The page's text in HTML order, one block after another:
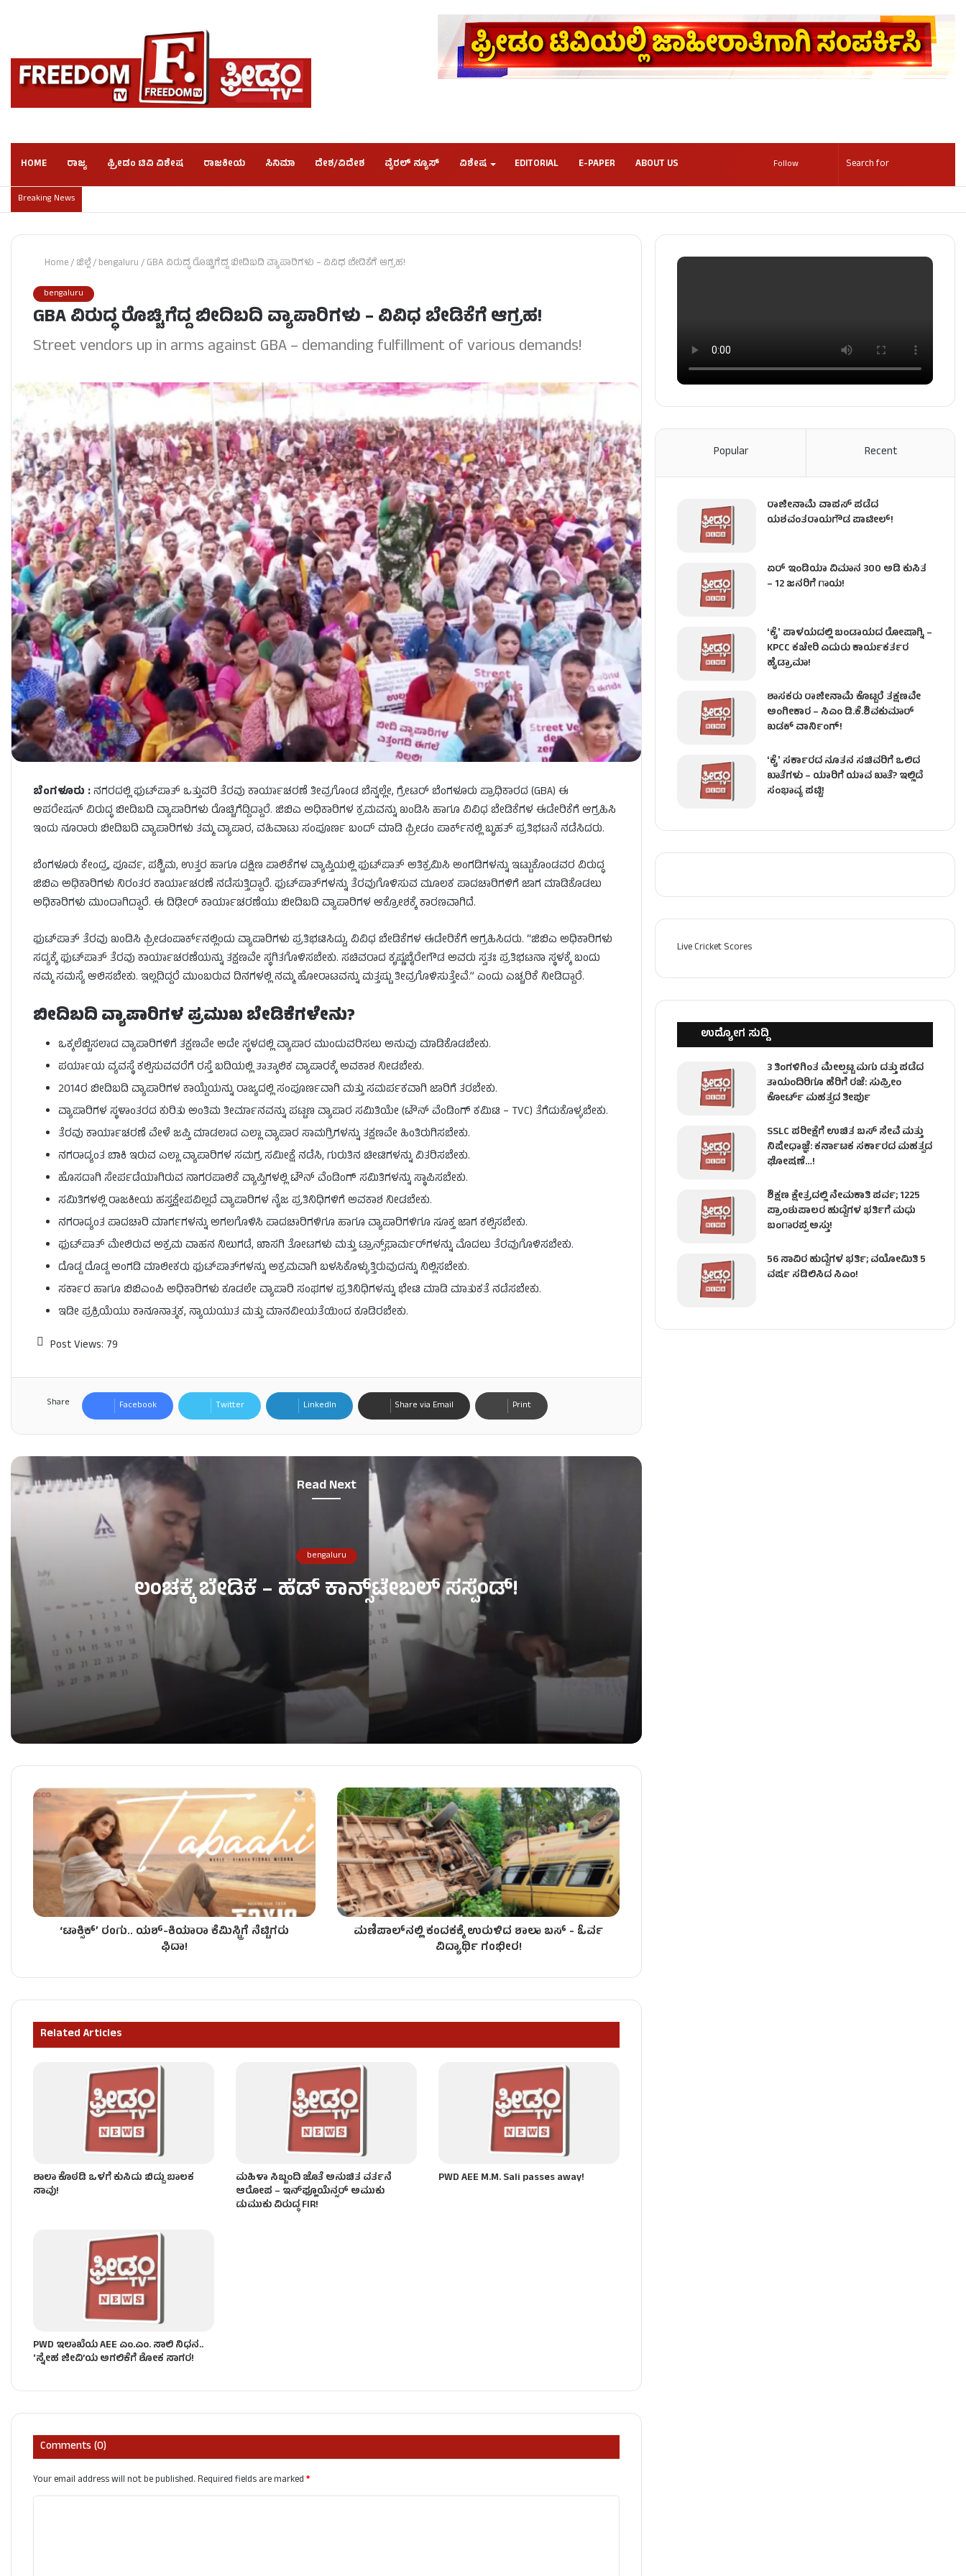
HOME ರಾಜ್ಯ ಫ್ರೀಡಂ ಟಿವಿ ವಿಶೇಷ ರಾಜಕೀಯ ಸಿನಿಮಾ ದೇಶ/ವಿದೇಶ ವೈರಲ್ ನ್ಯೂಸ್ ವಿಶೇಷ EDITORIAL E-PAPER ABOUT US Follow
Breaking News
Home/ಜಿಲ್ಲೆ/bengaluru/GBA ವಿರುದ್ಧ ರೊಚ್ಚಿಗೆದ್ದ ಬೀದಿಬದಿ ವ್ಯಾಪಾರಿಗಳು – ವಿವಿಧ ಬೇಡಿಕೆಗೆ ಆಗ್ರಹ!
bengaluru
GBA ವಿರುದ್ಧ ರೊಚ್ಚಿಗೆದ್ದ ಬೀದಿಬದಿ ವ್ಯಾಪಾರಿಗಳು – ವಿವಿಧ ಬೇಡಿಕೆಗೆ ಆಗ್ರಹ!
Street vendors up in arms against GBA – demanding fulfillment of various demands!
ಬೆಂಗಳೂರು :ನಗರದಲ್ಲಿ ಫುಟ್​​ಪಾತ್ ಒತ್ತುವರಿ ತೆರವು ಕಾರ್ಯಾಚರಣೆ ತೀವ್ರಗೊಂಡ ಬೆನ್ನಲ್ಲೇ, ಗ್ರೇಟರ್ ಬೆಂಗಳೂರು ಪ್ರಾಧಿಕಾರದ (GBA) ಈ
ಆಪರೇಷನ್ ವಿರುದ್ಧ ಬೀದಿಬದಿ ವ್ಯಾಪಾರಿಗಳು ರೊಚ್ಚಿಗೆದ್ದಿದ್ದಾರೆ. ಜಿಬಿಎ ಅಧಿಕಾರಿಗಳ ಕ್ರಮವನ್ನು ಖಂಡಿಸಿ ಹಾಗೂ ವಿವಿಧ ಬೇಡಿಕೆಗಳ ಈಡೇರಿಕೆಗೆ ಆಗ್ರಹಿಸಿ
ಇಂದು ನೂರಾರು ಬೀದಿಬದಿ ವ್ಯಾಪಾರಿಗಳು ತಮ್ಮ ವ್ಯಾಪಾರ, ವಹಿವಾಟು ಸಂಪೂರ್ಣ ಬಂದ್ ಮಾಡಿ ಫ್ರೀಡಂ ಪಾರ್ಕ್‌ನಲ್ಲಿ ಬೃಹತ್ ಪ್ರತಿಭಟನೆ ನಡೆಸಿದರು.
ಬೆಂಗಳೂರು ಕೇಂದ್ರ, ಪೂರ್ವ, ಪಶ್ಚಿಮ, ಉತ್ತರ ಹಾಗೂ ದಕ್ಷಿಣ ಪಾಲಿಕೆಗಳ ವ್ಯಾಪ್ತಿಯಲ್ಲಿ ಫುಟ್​​ಪಾತ್​​ ಅತಿಕ್ರಮಿಸಿ ಅಂಗಡಿಗಳನ್ನು ಇಟ್ಟುಕೊಂಡವರ ವಿರುದ್ಧ
ಜಿಬಿಎ ಅಧಿಕಾರಿಗಳು ನಿರಂತರ ಕಾರ್ಯಾಚರಣೆ ನಡೆಸುತ್ತಿದ್ದಾರೆ. ಫುಟ್​​ಪಾತ್‌ಗಳನ್ನು ತೆರವುಗೊಳಿಸುವ ಮೂಲಕ ಪಾದಚಾರಿಗಳಿಗೆ ಜಾಗ ಮಾಡಿಕೊಡಲು
ಅಧಿಕಾರಿಗಳು ಮುಂದಾಗಿದ್ದಾರೆ. ಈ ದಿಢೀರ್ ಕಾರ್ಯಾಚರಣೆಯು ಬೀದಿಬದಿ ವ್ಯಾಪಾರಿಗಳ ಆಕ್ರೋಶಕ್ಕೆ ಕಾರಣವಾಗಿದೆ.
ಫುಟ್​ಪಾತ್​ ತೆರವು ಖಂಡಿಸಿ ಫ್ರೀಡಂಪಾರ್ಕ್​ನಲ್ಲಿಂದು ವ್ಯಾಪಾರಿಗಳು ಪ್ರತಿಭಟಿಸಿದ್ದು, ವಿವಿಧ ಬೇಡಿಕೆಗಳ ಈಡೇರಿಕೆಗೆ ಆಗ್ರಹಿಸಿದರು. “ಜಿಬಿಎ ಅಧಿಕಾರಿಗಳು
ಸದ್ಯಕ್ಕೆ ಫುಟ್​ಪಾತ್ ತೆರವು ಕಾರ್ಯಾಚರಣೆಯನ್ನು ತಕ್ಷಣವೇ ಸ್ಥಗಿತಗೊಳಿಸಬೇಕು. ಸಚಿವರಾದ ಕೃಷ್ಣಬೈರೇಗೌಡ ಅವರು ಸ್ವತಃ ಪ್ರತಿಭಟನಾ ಸ್ಥಳಕ್ಕೆ ಬಂದು
ನಮ್ಮ ಸಮಸ್ಯೆ ಆಲಿಸಬೇಕು. ಇಲ್ಲದಿದ್ದರೆ ಮುಂಬರುವ ದಿನಗಳಲ್ಲಿ ನಮ್ಮ ಹೋರಾಟವನ್ನು ಮತ್ತಷ್ಟು ತೀವ್ರಗೊಳಿಸುತ್ತೇವೆ.” ಎಂದು ಎಚ್ಚರಿಕೆ ನೀಡಿದ್ದಾರೆ.
ಬೀದಿಬದಿ ವ್ಯಾಪಾರಿಗಳ ಪ್ರಮುಖ ಬೇಡಿಕೆಗಳೇನು?
ಒಕ್ಕಲೆಬ್ಬಿಸಲಾದ ವ್ಯಾಪಾರಿಗಳಿಗೆ ತಕ್ಷಣವೇ ಅದೇ ಸ್ಥಳದಲ್ಲಿ ವ್ಯಾಪಾರ ಮುಂದುವರಿಸಲು ಅನುವು ಮಾಡಿಕೊಡಬೇಕು.
ಪರ್ಯಾಯ ವ್ಯವಸ್ಥೆ ಕಲ್ಪಿಸುವವರೆಗೆ ರಸ್ತೆ ಬದಿಯಲ್ಲಿ ತಾತ್ಕಾಲಿಕ ವ್ಯಾಪಾರಕ್ಕೆ ಅವಕಾಶ ನೀಡಬೇಕು.
2014ರ ಬೀದಿಬದಿ ವ್ಯಾಪಾರಿಗಳ ಕಾಯ್ದೆಯನ್ನು ರಾಜ್ಯದಲ್ಲಿ ಸಂಪೂರ್ಣವಾಗಿ ಮತ್ತು ಸಮರ್ಪಕವಾಗಿ ಜಾರಿಗೆ ತರಬೇಕು.
ವ್ಯಾಪಾರಿಗಳ ಸ್ಥಳಾಂತರದ ಕುರಿತು ಅಂತಿಮ ತೀರ್ಮಾನವನ್ನು ಪಟ್ಟಣ ವ್ಯಾಪಾರ ಸಮಿತಿಯೇ (ಟೌನ್ ವೆಂಡಿಂಗ್ ಕಮಿಟಿ – TVC) ತೆಗೆದುಕೊಳ್ಳಬೇಕು.
ತೆರವು ಕಾರ್ಯಾಚರಣೆ ವೇಳೆ ಜಪ್ತಿ ಮಾಡಲಾದ ಎಲ್ಲಾ ವ್ಯಾಪಾರ ಸಾಮಗ್ರಿಗಳನ್ನು ತಕ್ಷಣವೇ ಹಿಂತಿರುಗಿಸಬೇಕು.
ನಗರಾದ್ಯಂತ ಬಾಕಿ ಇರುವ ಎಲ್ಲಾ ವ್ಯಾಪಾರಿಗಳ ಸಮಗ್ರ ಸಮೀಕ್ಷೆ ನಡೆಸಿ, ಗುರುತಿನ ಚೀಟಿಗಳನ್ನು ವಿತರಿಸಬೇಕು.
ಹೊಸದಾಗಿ ಸೇರ್ಪಡೆಯಾಗಿರುವ ನಾಗರಪಾಲಿಕೆ ವ್ಯಾಪ್ತಿಗಳಲ್ಲಿ ಟೌನ್ ವೆಂಡಿಂಗ್ ಸಮಿತಿಗಳನ್ನು ಸ್ಥಾಪಿಸಬೇಕು.
ಸಮಿತಿಗಳಲ್ಲಿ ರಾಜಕೀಯ ಹಸ್ತಕ್ಷೇಪವಿಲ್ಲದೆ ವ್ಯಾಪಾರಿಗಳ ನೈಜ ಪ್ರತಿನಿಧಿಗಳಿಗೆ ಅವಕಾಶ ನೀಡಬೇಕು.
ನಗರಾದ್ಯಂತ ಪಾದಚಾರಿ ಮಾರ್ಗಗಳನ್ನು ಅಗಲಗೊಳಿಸಿ ಪಾದಚಾರಿಗಳಿಗೂ ಹಾಗೂ ವ್ಯಾಪಾರಿಗಳಿಗೂ ಸೂಕ್ತ ಜಾಗ ಕಲ್ಪಿಸಬೇಕು.
ಫುಟ್‌ಪಾತ್ ಮೇಲಿರುವ ಅಕ್ರಮ ವಾಹನ ನಿಲುಗಡೆ, ಖಾಸಗಿ ತೋಟಗಳು ಮತ್ತು ಟ್ರಾನ್ಸ್‌ಫಾರ್ಮರ್‌ಗಳನ್ನು ಮೊದಲು ತೆರವುಗೊಳಿಸಬೇಕು.
ದೊಡ್ಡ ದೊಡ್ಡ ಅಂಗಡಿ ಮಾಲೀಕರು ಫುಟ್‌ಪಾತ್‌ಗಳನ್ನು ಅಕ್ರಮವಾಗಿ ಬಳಸಿಕೊಳ್ಳುತ್ತಿರುವುದನ್ನು ನಿಲ್ಲಿಸಬೇಕು.
ಸರ್ಕಾರ ಹಾಗೂ ಬಿಬಿಎಂಪಿ ಅಧಿಕಾರಿಗಳು ಕೂಡಲೇ ವ್ಯಾಪಾರಿ ಸಂಘಗಳ ಪ್ರತಿನಿಧಿಗಳನ್ನು ಭೇಟಿ ಮಾಡಿ ಮಾತುಕತೆ ನಡೆಸಬೇಕು.
ಇಡೀ ಪ್ರಕ್ರಿಯೆಯು ಕಾನೂನಾತ್ಮಕ, ನ್ಯಾಯಯುತ ಮತ್ತು ಮಾನವೀಯತೆಯಿಂದ ಕೂಡಿರಬೇಕು.
Post Views: 79
Share Facebook Twitter LinkedIn Share via Email Print
Read Next
bengaluru
ಲಂಚಕ್ಕೆ ಬೇಡಿಕೆ – ಹೆಡ್​ ಕಾನ್ಸ್​​​ಟೇಬಲ್ ಸಸ್ಪೆಂಡ್‌!
ಲಂಚಕ್ಕೆ ಬೇಡಿಕೆ – ಹೆಡ್​ ಕಾನ್ಸ್​​​ಟೇಬಲ್ ಸಸ್ಪೆಂಡ್‌!
ಫುಟ್‌ಪಾತ್ ತೆರವು ವೇಳೆ GBA ಅಧಿಕಾರಿಗಳ ಮೇಲೆ ಹಲ್ಲೆ – ಆರೋಪಿಗಳ ಮೇಲೆ FIR!
GBA ಚುನಾವಣೆ ಮತ್ತೆ ಮುಂದೂಡಿಕೆ!
ಲಿಫ್ಟ್​​​ನಲ್ಲಿ ಸಿಲುಕಿ ಯುವಕ ದಾರುಣ ಸಾವು!
‘ಟಾಕ್ಸಿಕ್’ ರಂಗು.. ಯಶ್-ಕಿಯಾರಾ ಕೆಮಿಸ್ಟ್ರಿಗೆ ನೆಟ್ಟಿಗರು
ಫಿದಾ!
ಮಣಿಪಾಲ್‌ನಲ್ಲಿ ಕಂದಕಕ್ಕೆ ಉರುಳಿದ ಶಾಲಾ ಬಸ್ - ಓರ್ವ
ವಿದ್ಯಾರ್ಥಿ ಗಂಭೀರ!
Related Articles
ಶಾಲಾ ಕೊಠಡಿ ಒಳಗೆ ಕುಸಿದು ಬಿದ್ದು ಬಾಲಕ
ಸಾವು!
ಮಹಿಳಾ ಸಿಬ್ಬಂದಿ ಜೊತೆ ಅನುಚಿತ ವರ್ತನೆ
ಆರೋಪ – ಇನ್‌ಫ್ಲೂಯೆನ್ಸರ್ ಅಮುಕು
ಡುಮುಕು ವಿರುದ್ಧ FIR!
PWD AEE M.M. Sali passes away!
PWD ಇಲಾಖೆಯ AEE ಎಂ.ಎಂ. ಸಾಲಿ ನಿಧನ..
‘ಸ್ನೇಹ ಜೀವಿ’ಯ ಅಗಲಿಕೆಗೆ ಶೋಕ ಸಾಗರ!
Comments (0)
Your email address will not be published.Required fields are marked*
Popular Recent
ರಾಜೀನಾಮೆ ವಾಪಸ್ ಪಡೆದ
ಯಶವಂತರಾಯಗೌಡ ಪಾಟೀಲ್‌!
ಏರ್ ಇಂಡಿಯಾ ವಿಮಾನ 300 ಅಡಿ ಕುಸಿತ
– 12 ಜನರಿಗೆ ಗಾಯ!
ʻಕೈʼ​ ಪಾಳಯದಲ್ಲಿ ಬಂಡಾಯದ ರೋಷಾಗ್ನಿ –
KPCC ಕಚೇರಿ ಎದುರು ಕಾರ್ಯಕರ್ತರ
ಹೈಡ್ರಾಮಾ!
ಶಾಸಕರು ರಾಜೀನಾಮೆ ಕೊಟ್ಟರೆ ತಕ್ಷಣವೇ
ಅಂಗೀಕಾರ – ಸಿಎಂ ಡಿ.ಕೆ.ಶಿವಕುಮಾರ್
ಖಡಕ್ ವಾರ್ನಿಂಗ್!
ʻಕೈʼ ಸರ್ಕಾರದ ನೂತನ ಸಚಿವರಿಗೆ ಒಲಿದ
ಖಾತೆಗಳು – ಯಾರಿಗೆ ಯಾವ ಖಾತೆ? ಇಲ್ಲಿದೆ
ಸಂಭಾವ್ಯ ಪಟ್ಟಿ!
Live Cricket Scores
ಉದ್ಯೋಗ ಸುದ್ದಿ
3 ತಿಂಗಳಿಗಿಂತ ಮೇಲ್ಪಟ್ಟ ಮಗು ದತ್ತು ಪಡೆದ
ತಾಯಂದಿರಿಗೂ ಹೆರಿಗೆ ರಜೆ: ಸುಪ್ರೀಂ
ಕೋರ್ಟ್ ಮಹತ್ವದ ತೀರ್ಪು
SSLC ಪರೀಕ್ಷೆಗೆ ಉಚಿತ ಬಸ್ ಸೇವೆ ಮತ್ತು
ನಿಷೇಧಾಜ್ಞೆ: ಕರ್ನಾಟಕ ಸರ್ಕಾರದ ಮಹತ್ವದ
ಘೋಷಣೆ…!
ಶಿಕ್ಷಣ ಕ್ಷೇತ್ರದಲ್ಲಿ ನೇಮಕಾತಿ ಪರ್ವ; 1225
ಪ್ರಾಂಶುಪಾಲರ ಹುದ್ದೆಗಳ ಭರ್ತಿಗೆ ಮಧು
ಬಂಗಾರಪ್ಪ ಅಸ್ತು!
56 ಸಾವಿರ ಹುದ್ದೆಗಳ ಭರ್ತಿ; ವಯೋಮಿತಿ 5
ವರ್ಷ ಸಡಿಲಿಸಿದ ಸಿಎಂ!